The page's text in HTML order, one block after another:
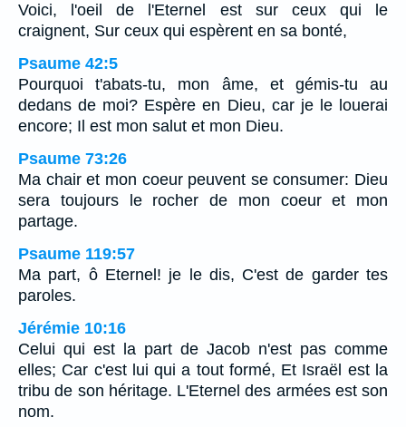
Voici, l'oeil de l'Eternel est sur ceux qui le
craignent, Sur ceux qui espèrent en sa bonté,
Psaume 42:5
Pourquoi t'abats-tu, mon âme, et gémis-tu au
dedans de moi? Espère en Dieu, car je le louerai
encore; Il est mon salut et mon Dieu.
Psaume 73:26
Ma chair et mon coeur peuvent se consumer: Dieu
sera toujours le rocher de mon coeur et mon
partage.
Psaume 119:57
Ma part, ô Eternel! je le dis, C'est de garder tes
paroles.
Jérémie 10:16
Celui qui est la part de Jacob n'est pas comme
elles; Car c'est lui qui a tout formé, Et Israël est la
tribu de son héritage. L'Eternel des armées est son
nom.